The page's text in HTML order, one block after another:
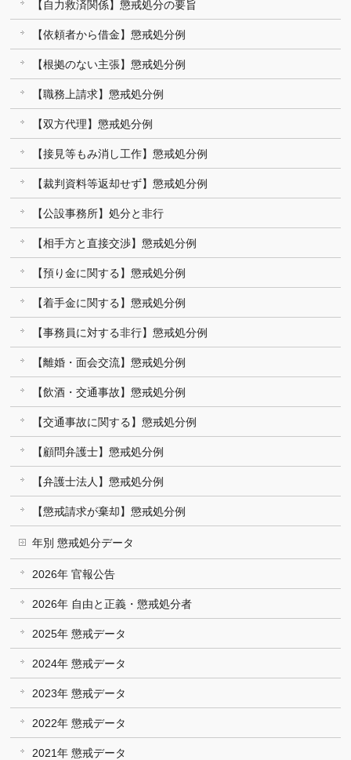
【自力救済関係】懲戒処分の要旨
【依頼者から借金】懲戒処分例
【根拠のない主張】懲戒処分例
【職務上請求】懲戒処分例
【双方代理】懲戒処分例
【接見等もみ消し工作】懲戒処分例
【裁判資料等返却せず】懲戒処分例
【公設事務所】処分と非行
【相手方と直接交渉】懲戒処分例
【預り金に関する】懲戒処分例
【着手金に関する】懲戒処分例
【事務員に対する非行】懲戒処分例
【離婚・面会交流】懲戒処分例
【飲酒・交通事故】懲戒処分例
【交通事故に関する】懲戒処分例
【顧問弁護士】懲戒処分例
【弁護士法人】懲戒処分例
【懲戒請求が棄却】懲戒処分例
年別 懲戒処分データ
2026年 官報公告
2026年 自由と正義・懲戒処分者
2025年 懲戒データ
2024年 懲戒データ
2023年 懲戒データ
2022年 懲戒データ
2021年 懲戒データ